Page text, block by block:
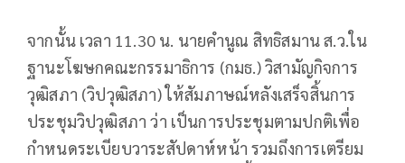
จากนั้น เวลา 11.30 น. นายคำนูณ สิทธิสมาน ส.ว.ใน
ฐานะโฆษกคณะกรรมาธิการ (กมธ.) วิสามัญกิจการ
วุฒิสภา (วิปวุฒิสภา) ให้สัมภาษณ์หลังเสร็จสิ้นการ
ประชุมวิปวุฒิสภา ว่า เป็นการประชุมตามปกติเพื่อ
กำหนดระเบียบวาระสัปดาห์หน้า รวมถึงการเตรียม